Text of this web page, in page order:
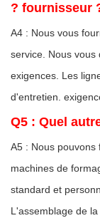
? fournisseur
A4 : Nous vous
service. Nous vous
exigences. Les
d'entretien.
Q5 : Quel
A5 : Nous pouvons
machines de
standard et
L'assemblage de